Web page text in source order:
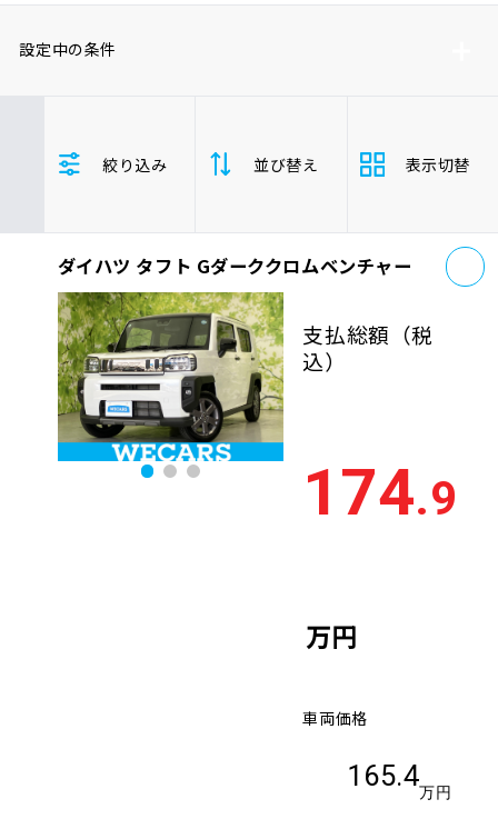
品質管理とサポート体制
お問い合わせ
企業情報
0120-733-500
設定中の条件
年式(上限)
絞り込み 並び替え
支払総
額
安い順 高
年式 新しい順
走行距
離
少ない順
排気量 大きい順 小さ
表示切替
ダイハツ タフト Gダーククロムベンチャー
支払総額 （税
込）
174.9
万円
車両価格
165.4
万円